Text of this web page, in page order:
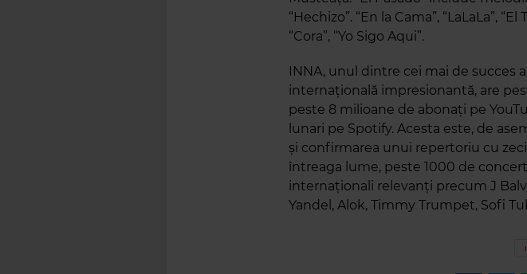
“Hechizo”. “En la Cama”, “LaLaLa”,
“Cora”, “Yo Sigo Aqui”.
INNA, unul dintre cei mai de succes
internațională impresionantă, are
peste 8 milioane de abonați pe
lunari pe Spotify. Acesta este, de
și confirmarea unui repertoriu cu
întreaga lume, peste 1000 de
internaționali relevanți precum J
Yandel, Alok, Timmy Trumpet, Sofi